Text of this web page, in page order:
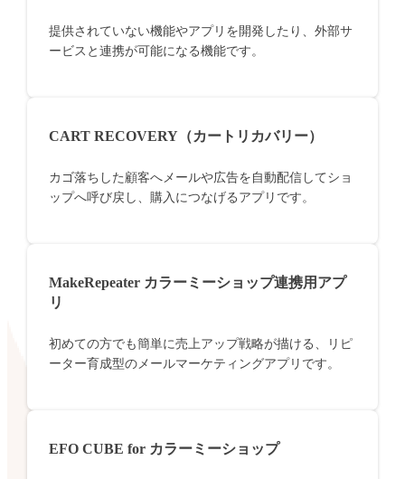
提供されていない機能やアプリを開発したり、外部サ
ービスと連携が可能になる機能です。
CART RECOVERY（カートリカバリー）
カゴ落ちした顧客へメールや広告を自動配信してショ
ップへ呼び戻し、購入につなげるアプリです。
MakeRepeater カラーミーショップ連携用アプ
リ
初めての方でも簡単に売上アップ戦略が描ける、リピ
ーター育成型のメールマーケティングアプリです。
EFO CUBE for カラーミーショップ